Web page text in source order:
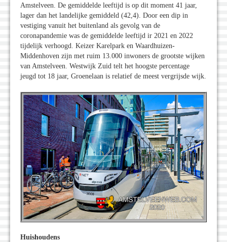
Amstelveen. De gemiddelde leeftijd is op dit moment 41 jaar,
lager dan het landelijke gemiddeld (42,4). Door een dip in
vestiging vanuit het buitenland als gevolg van de
coronapandemie was de gemiddelde leeftijd ir 2021 en 2022
tijdelijk verhoogd. Keizer Karelpark en Waardhuizen-
Middenhoven zijn met ruim 13.000 inwoners de grootste wijken
van Amstelveen. Westwijk Zuid telt het hoogste percentage
jeugd tot 18 jaar, Groenelaan is relatief de meest vergrijsde wijk.
Huishoudens